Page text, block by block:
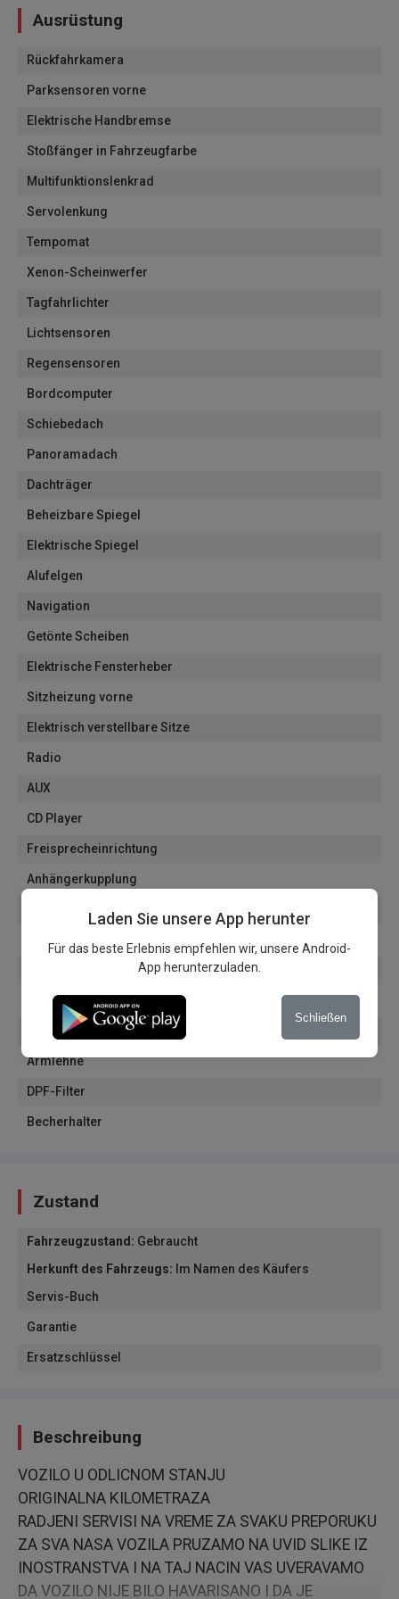
Ausrüstung
Rückfahrkamera
Parksensoren vorne
Elektrische Handbremse
Stoßfänger in Fahrzeugfarbe
Multifunktionslenkrad
Servolenkung
Tempomat
Xenon-Scheinwerfer
Tagfahrlichter
Lichtsensoren
Regensensoren
Bordcomputer
Schiebedach
Panoramadach
Dachträger
Beheizbare Spiegel
Elektrische Spiegel
Alufelgen
Navigation
Getönte Scheiben
Elektrische Fensterheber
Sitzheizung vorne
Elektrisch verstellbare Sitze
Radio
AUX
CD Player
Freisprecheinrichtung
Anhängerkupplung
Kühlungsschublade
Reifendruckanzeige
Berganfahrassistent
Armlehne
DPF-Filter
Becherhalter
Zustand
Fahrzeugzustand : Gebraucht
Herkunft des Fahrzeugs: Im Namen des Käufers
Servis-Buch
Garantie
Ersatzschlüssel
Beschreibung
VOZILO U ODLICNOM STANJU
ORIGINALNA KILOMETRAZA
RADJENI SERVISI NA VREME ZA SVAKU PREPORUKU
ZA SVA NASA VOZILA PRUZAMO NA UVID SLIKE IZ
INOSTRANSTVA I NA TAJ NACIN VAS UVERAVAMO
DA VOZILO NIJE BILO HAVARISANO I DA JE
Laden Sie unsere App herunter
Für das beste Erlebnis empfehlen wir, unsere Android-
App herunterzuladen.
Schließen